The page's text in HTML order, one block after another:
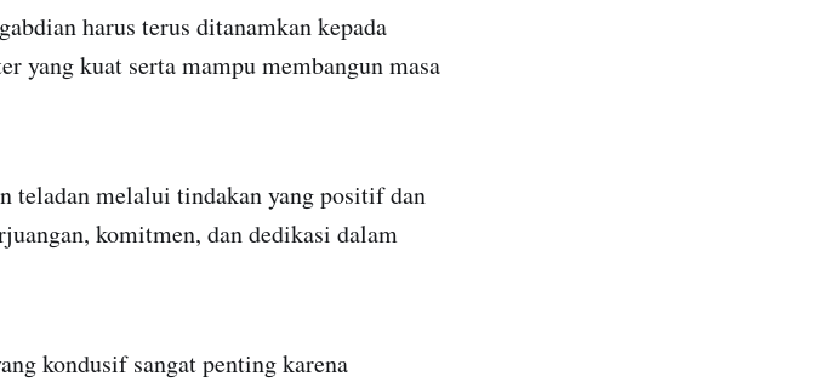
harus terus ditanamkan kepada
yang kuat serta mampu membangun masa
teladan melalui tindakan yang positif dan
komitmen, dan dedikasi dalam
kondusif sangat penting karena